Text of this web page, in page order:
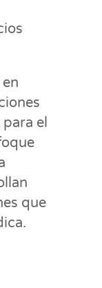
el
que